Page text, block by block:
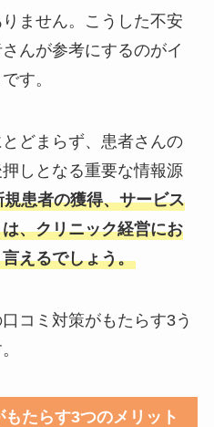
ません。こうした不安
んが参考にするのがイ
す。
どまらず、患者さんの
しとなる重要な情報源
患者の獲得、サービス
、クリニック経営にお
えるでしょう。
コミ対策がもたらす3う
たらす3つのメリット